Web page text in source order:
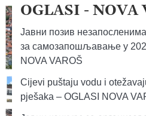
OGLASI - NOVA
Јавни позив
за самозапошљавање у
NOVA VAROŠ
Cijevi puštaju vodu i
pješaka – OGLASI NOVA